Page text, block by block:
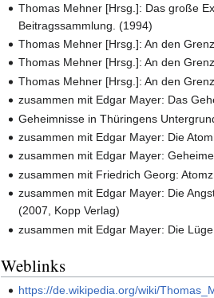
Thomas Mehner [Hrsg.]: Das große
Beitragssammlung. (1994)
Thomas Mehner [Hrsg.]: An den
Thomas Mehner [Hrsg.]: An den
Thomas Mehner [Hrsg.]: An den
zusammen mit Edgar Mayer: Das
Geheimnisse in Thüringens
zusammen mit Edgar Mayer: Die
zusammen mit Edgar Mayer:
zusammen mit Friedrich Georg:
zusammen mit Edgar Mayer: Die
(2007, Kopp Verlag)
zusammen mit Edgar Mayer: Die
Weblinks
https://de.wikipedia.org/wiki/